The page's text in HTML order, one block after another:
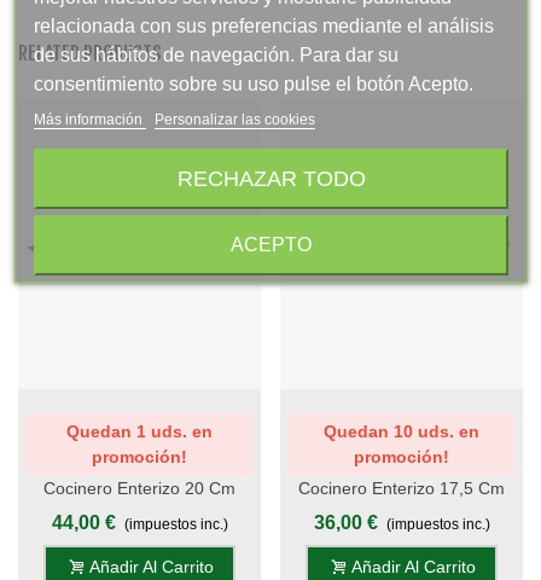
RELATED PRODUCTS
Quedan 1 uds. en
promoción!
Cocinero Enterizo 20 Cm
Titanio Oro - Mango Pom,
44,00 € (impuestos inc.)
Añadir Al Carrito
Quedan 10 uds. en
promoción!
Cocinero Enterizo 17,5 Cm
Titanio Oro - Mango Pom,
36,00 € (impuestos inc.)
Añadir Al Carrito
relacionada con sus preferencias mediante el análisis
de sus hábitos de navegación. Para dar su
consentimiento sobre su uso pulse el botón Acepto.
Más información Personalizar las cookies
RECHAZAR TODO
ACEPTO